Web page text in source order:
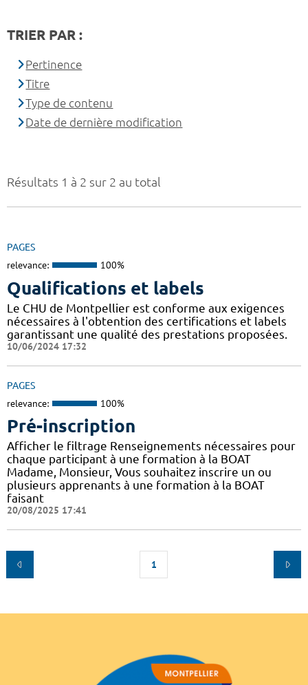
Résultats 1 à 2 sur 2 au total
PAGES
relevance: 100%
Qualifications et labels
Le CHU de Montpellier est conforme aux exigences
nécessaires à l'obtention des certifications et labels
garantissant une qualité des prestations proposées.
10/06/2024 17:32
PAGES
relevance: 100%
Pré-inscription
Afficher le filtrage Renseignements nécessaires pour
chaque participant à une formation à la BOAT
Madame, Monsieur, Vous souhaitez inscrire un ou
plusieurs apprenants à une formation à la BOAT
faisant
20/08/2025 17:41
1
TRIER PAR :
Pertinence
Titre
Type de contenu
Date de dernière modification